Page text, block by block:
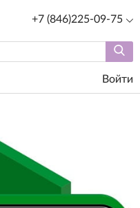
+7 (846)225-09-75
Войти